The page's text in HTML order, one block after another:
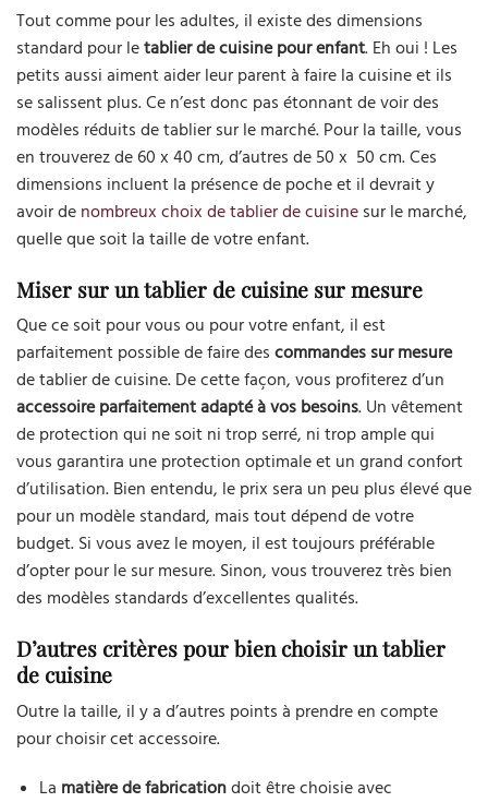
Tout comme pour les adultes, il existe des dimensions
standard pour letablier de cuisine pour enfant. Eh oui ! Les
petits aussi aiment aider leur parent à faire la cuisine et ils
se salissent plus. Ce n’est donc pas étonnant de voir des
modèles réduits de tablier sur le marché. Pour la taille, vous
en trouverez de 60 x 40 cm, d’autres de 50 x 50 cm. Ces
dimensions incluent la présence de poche et il devrait y
avoir de nombreux choix de tablier de cuisine sur le marché,
quelle que soit la taille de votre enfant.
Miser sur un tablier de cuisine sur mesure
Que ce soit pour vous ou pour votre enfant, il est
parfaitement possible de faire des commandes sur mesure
de tablier de cuisine. De cette façon, vous profiterez d’un
accessoire parfaitement adapté à vos besoins. Un vêtement
de protection qui ne soit ni trop serré, ni trop ample qui
vous garantira une protection optimale et un grand confort
d’utilisation. Bien entendu, le prix sera un peu plus élevé que
pour un modèle standard, mais tout dépend de votre
budget. Si vous avez le moyen, il est toujours préférable
d’opter pour le sur mesure. Sinon, vous trouverez très bien
des modèles standards d’excellentes qualités.
D’autres critères pour bien choisir un tablier
de cuisine
Outre la taille, il y a d’autres points à prendre en compte
pour choisir cet accessoire.
La matière de fabricationdoit être choisie avec